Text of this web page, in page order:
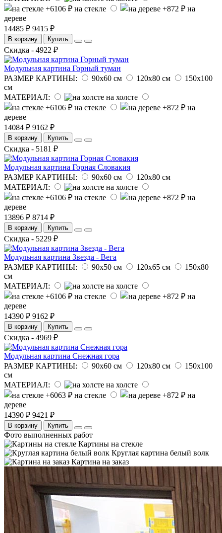
на стекле
на
дереве
14485 ₽ 9415 ₽
В корзину Купить
Скидка - 4922 ₽
Модульная картина Горный туман
РАЗМЕР КАРТИНЫ:
90х60 см 120х80 см
150х100
см
МАТЕРИАЛ:
на холсте
на стекле
на
дереве
14084 ₽ 9162 ₽
В корзину Купить
Скидка - 5181 ₽
Модульная картина Горная Словакия
РАЗМЕР КАРТИНЫ:
90х60 см
120х80 см
МАТЕРИАЛ:
на холсте
на стекле
на
дереве
13896 ₽ 8714 ₽
В корзину Купить
Скидка - 5229 ₽
Модульная картина Звезда - Вега
РАЗМЕР КАРТИНЫ:
90х50 см 120х65 см
150х80
см
МАТЕРИАЛ:
на холсте
на стекле
на
дереве
14390 ₽ 9162 ₽
В корзину Купить
Скидка - 4969 ₽
Модульная картина Снежная гора
РАЗМЕР КАРТИНЫ:
90х60 см 120х80 см
150х100
см
МАТЕРИАЛ:
на холсте
на стекле
на
дереве
14390 ₽ 9421 ₽
В корзину Купить
Фото выполненных работ
Картины на стекле
Круглая картина белый волк
Картина на заказ